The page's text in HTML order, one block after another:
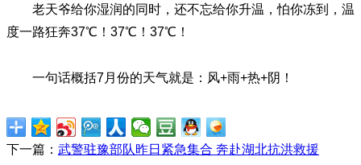
老天爷给你湿润的同时，还不忘给你升温，怕你冻到，温
度一路狂奔37℃！37℃！37℃！
一句话概括7月份的天气就是：风+雨+热+阴！
下一篇： 武警驻豫部队昨日紧急集合 奔赴湖北抗洪救援